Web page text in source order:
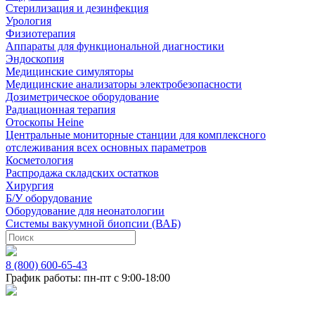
Стерилизация и дезинфекция
Урология
Физиотерапия
Аппараты для функциональной диагностики
Эндоскопия
Медицинские симуляторы
Медицинские анализаторы электробезопасности
Дозиметрическое оборудование
Радиационная терапия
Отоскопы Heine
Центральные мониторные станции для комплексного
отслеживания всех основных параметров
Косметология
Распродажа складских остатков
Хирургия
Б/У оборудование
Оборудование для неонатологии
Системы вакуумной биопсии (ВАБ)
8 (800) 600-65-43
График работы: пн-пт с 9:00-18:00